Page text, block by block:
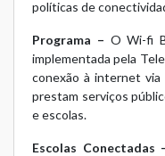
políticas de
Programa – O Wi-fi
implementada pela
conexão à internet
prestam serviços
e escolas.
Escolas Conectadas